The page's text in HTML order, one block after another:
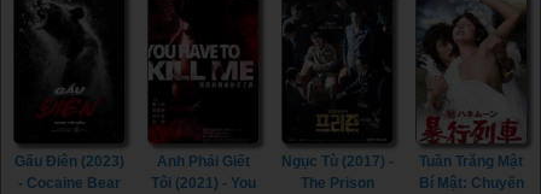
Price We Pay
(2023)
Murder (2022)
Gấu Điên (2023)
- Cocaine Bear
Anh Phải Giết
Tôi (2021) - You
Ngục Tù (2017) -
The Prison
Tuần Trăng Mật
Bí Mật: Chuyến